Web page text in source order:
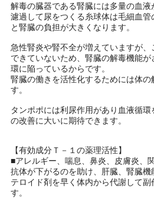
解毒の臓器である腎臓には多量の血
濾過して尿をつくる糸球体は毛細血
と腎臓の負担が大きくなります。
急性腎炎や腎不全が増えていますが
できていないため、腎臓の解毒機能
環に陥っているからです。
腎臓の働きを活性化するためには体
す。
タンポポには利尿作用があり血液循
の改善に大いに期待できます。
【有効成分Ｔ－１の薬理活性】
■アレルギー、喘息、鼻炎、皮膚炎、
抗体が下がるのを助け、肝臓、腎臓
テロイド剤を早く体内から代謝して副
す。